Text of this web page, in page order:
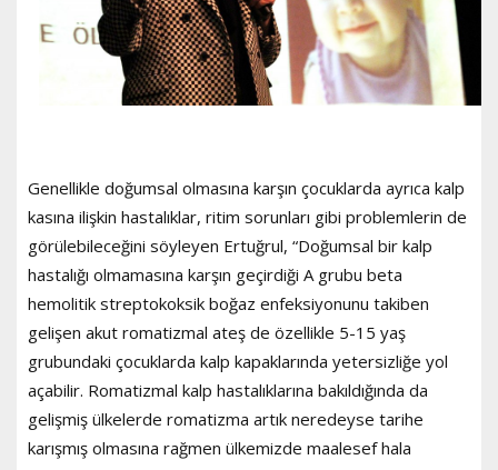
Genellikle doğumsal olmasına karşın çocuklarda ayrıca kalp
kasına ilişkin hastalıklar, ritim sorunları gibi problemlerin de
görülebileceğini söyleyen Ertuğrul, “Doğumsal bir kalp
hastalığı olmamasına karşın geçirdiği A grubu beta
hemolitik streptokoksik boğaz enfeksiyonunu takiben
gelişen akut romatizmal ateş de özellikle 5-15 yaş
grubundaki çocuklarda kalp kapaklarında yetersizliğe yol
açabilir. Romatizmal kalp hastalıklarına bakıldığında da
gelişmiş ülkelerde romatizma artık neredeyse tarihe
karışmış olmasına rağmen ülkemizde maalesef hala